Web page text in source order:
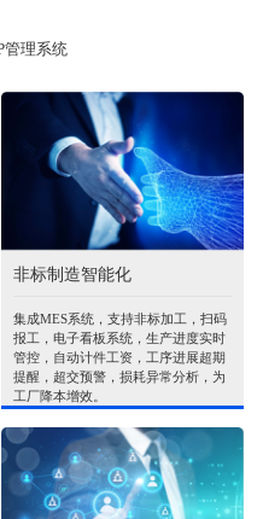
管理系统
非标制造智能化
集成MES系统，支持非标加工，扫码
报工，电子看板系统，生产进度实时
管控，自动计件工资，工序进展超期
提醒，超交预警，损耗异常分析，为
工厂降本增效。